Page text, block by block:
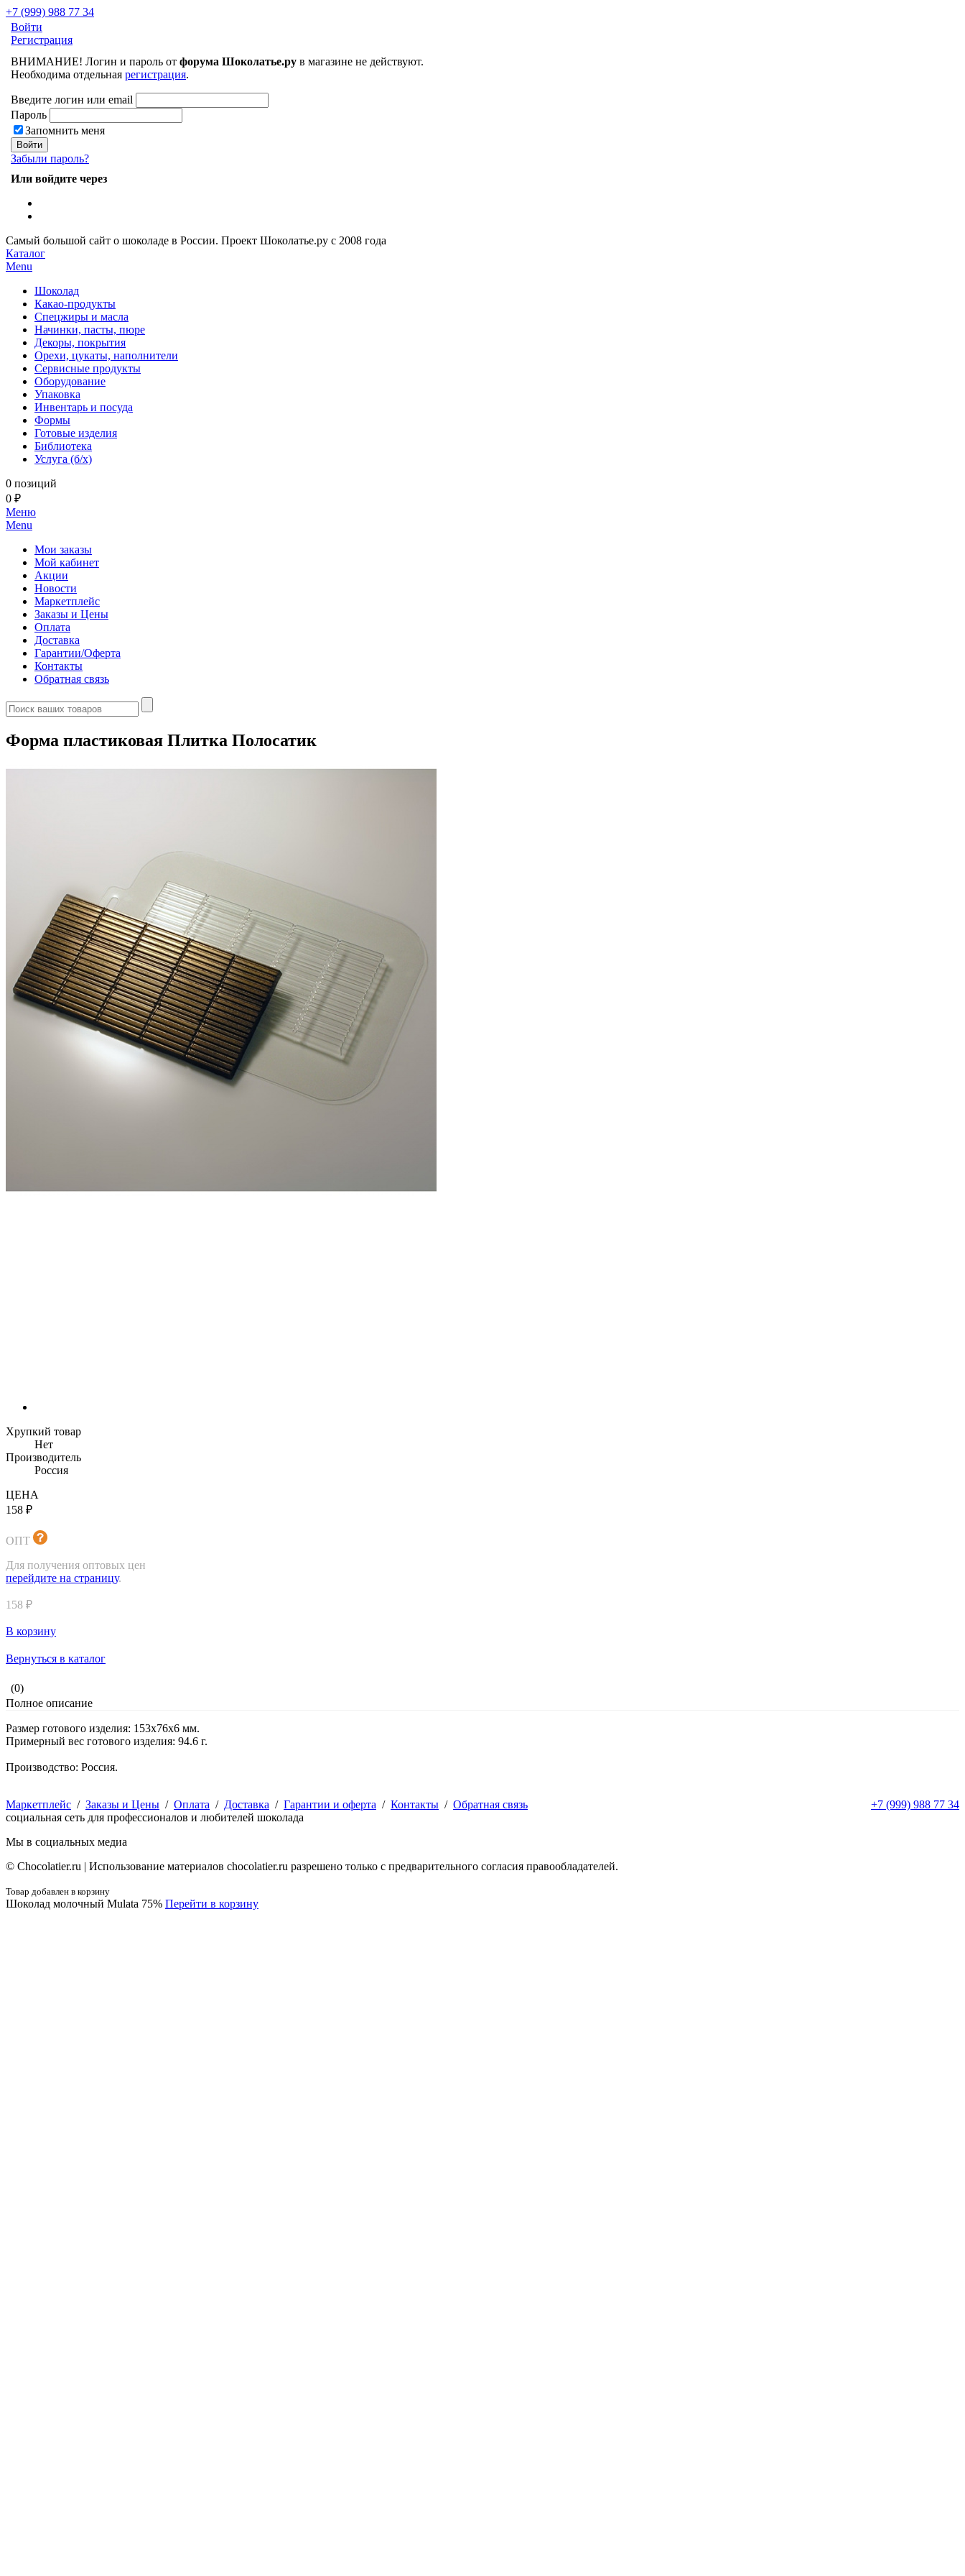
+7 (999) 988 77 34
Войти
Регистрация
ВНИМАНИЕ! Логин и пароль от форума Шоколатье.ру в магазине не действуют.
Необходима отдельная регистрация.
Введите логин или email
Пароль
Запомнить меня
Забыли пароль?
Или войдите через
Самый большой сайт о шоколаде в России. Проект Шоколатье.ру с 2008 года
Каталог
Menu
Шоколад
Какао-продукты
Спецжиры и масла
Начинки, пасты, пюре
Декоры, покрытия
Орехи, цукаты, наполнители
Сервисные продукты
Оборудование
Упаковка
Инвентарь и посуда
Формы
Готовые изделия
Библиотека
Услуга (б/х)
0 позиций
0 ₽
Меню
Menu
Мои заказы
Мой кабинет
Акции
Новости
Маркетплейс
Заказы и Цены
Оплата
Доставка
Гарантии/Оферта
Контакты
Обратная связь
Форма пластиковая Плитка Полосатик
Хрупкий товар
Нет
Производитель
Россия
ЦЕНА
158 ₽
ОПТ
Для получения оптовых цен
перейдите на страницу.
158 ₽
В корзину
Вернуться в каталог
(0)
Полное описание
Размер готового изделия: 153x76x6 мм.
Примерный вес готового изделия: 94.6 г.
Производство: Россия.
+7 (999) 988 77 34
Маркетплейс / Заказы и Цены / Оплата / Доставка / Гарантии и оферта / Контакты / Обратная связь
социальная сеть для профессионалов и любителей шоколада
Мы в социальных медиа
© Сhocolatier.ru | Использование материалов chocolatier.ru разрешено только с предварительного согласия правообладателей.
Товар добавлен в корзину
Шоколад молочный Mulata 75% Перейти в корзину